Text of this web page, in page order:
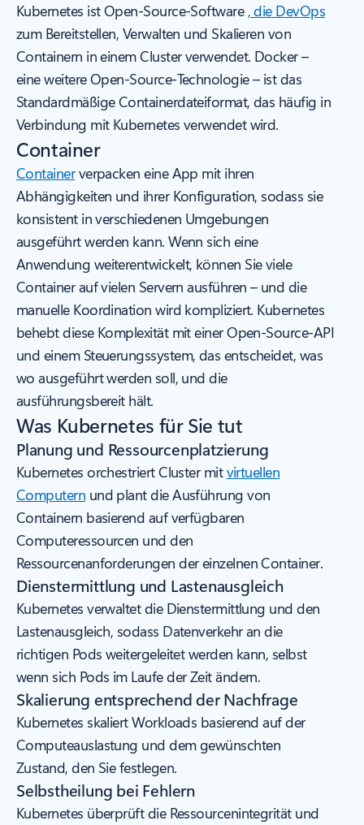
Kubernetes ist Open-Source-Software , die DevOps
zum Bereitstellen, Verwalten und Skalieren von
Containern in einem Cluster verwendet. Docker –
eine weitere Open-Source-Technologie – ist das
Standardmäßige Containerdateiformat, das häufig in
Verbindung mit Kubernetes verwendet wird.
Container
Containerverpacken eine App mit ihren
Abhängigkeiten und ihrer Konfiguration, sodass sie
konsistent in verschiedenen Umgebungen
ausgeführt werden kann. Wenn sich eine
Anwendung weiterentwickelt, können Sie viele
Container auf vielen Servern ausführen – und die
manuelle Koordination wird kompliziert. Kubernetes
behebt diese Komplexität mit einer Open-Source-API
und einem Steuerungssystem, das entscheidet, was
wo ausgeführt werden soll, und die
ausführungsbereit hält.
Was Kubernetes für Sie tut
Planung und Ressourcenplatzierung
Kubernetes orchestriert Cluster mitvirtuellen
Computern und plant die Ausführung von
Containern basierend auf verfügbaren
Computeressourcen und den
Ressourcenanforderungen der einzelnen Container.
Dienstermittlung und Lastenausgleich
Kubernetes verwaltet die Dienstermittlung und den
Lastenausgleich, sodass Datenverkehr an die
richtigen Pods weitergeleitet werden kann, selbst
wenn sich Pods im Laufe der Zeit ändern.
Skalierung entsprechend der Nachfrage
Kubernetes skaliert Workloads basierend auf der
Computeauslastung und dem gewünschten
Zustand, den Sie festlegen.
Selbstheilung bei Fehlern
Kubernetes überprüft die Ressourcenintegrität und